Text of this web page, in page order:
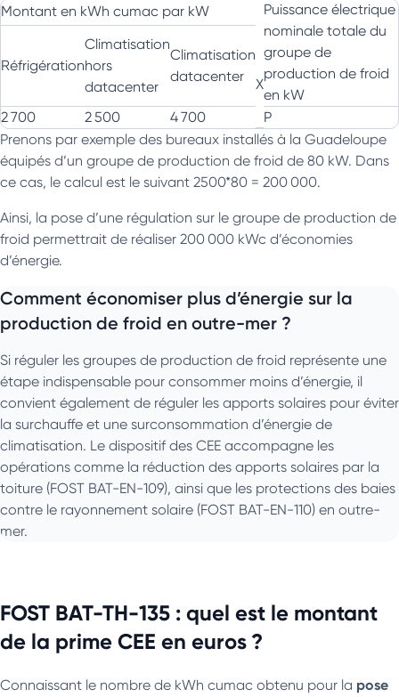
Montant en kWh cumac par kW
X
Puissance électrique
nominale totale du
groupe de
production de froid
en kW
Réfrigération
Climatisation
hors
datacenter
Climatisation
datacenter
2 700 2 500 4 700
P
Prenons par exemple des bureaux installés à la Guadeloupe
équipés d’un groupe de production de froid de 80 kW. Dans
ce cas, le calcul est le suivant 2500*80 = 200 000.
Ainsi, la pose d’une régulation sur le groupe de production de
froid permettrait de réaliser 200 000 kWc d’économies
d’énergie.
Comment économiser plus d’énergie sur la
production de froid en outre-mer ?
Si réguler les groupes de production de froid représente une
étape indispensable pour consommer moins d’énergie, il
convient également de réguler les apports solaires pour éviter
la surchauffe et une surconsommation d’énergie de
climatisation. Le dispositif des CEE accompagne les
opérations comme la réduction des apports solaires par la
toiture (FOST BAT-EN-109), ainsi que les protections des baies
contre le rayonnement solaire (FOST BAT-EN-110) en outre-
mer.
FOST BAT-TH-135 : quel est le montant
de la prime CEE en euros ?
Connaissant le nombre de kWh cumac obtenu pour la pose